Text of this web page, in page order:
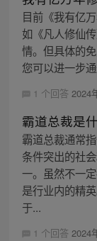
目前《我有亿
如《凡人修仙
情。但具体的
您可以进一步
1 个回答 2024
霸道总裁是
霸道总裁通常
条件突出的社
一。虽然不一
是行业内的精
于...
1 个回答 2024